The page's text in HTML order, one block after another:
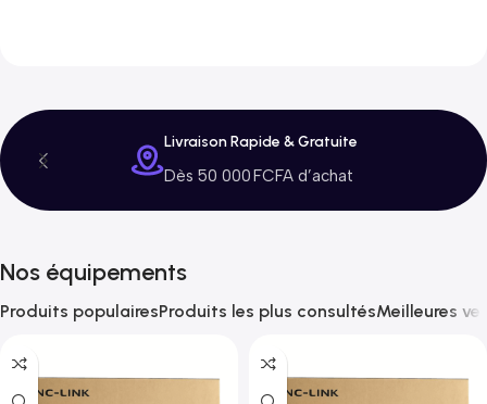
Livraison Rapide & Gratuite
Dès 50 000 FCFA d’achat
Nos équipements
Produits populairesProduits les plus consultésMeilleures